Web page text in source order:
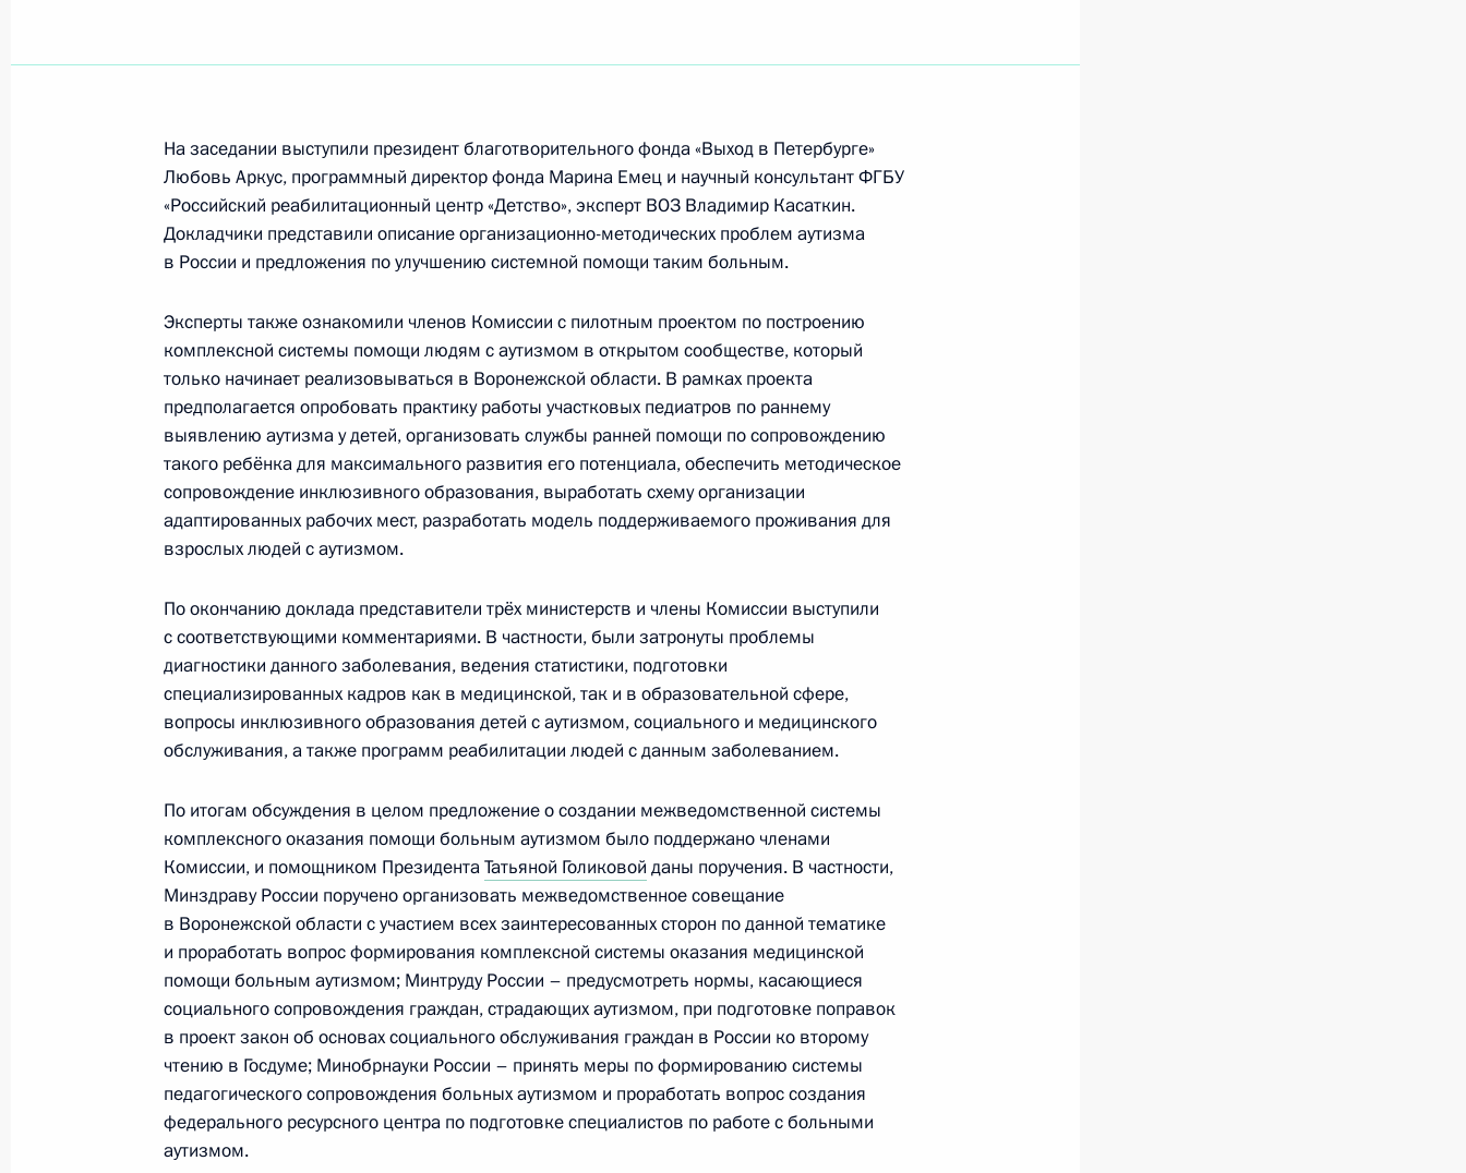
19 сентября 2013 года, 16:00
10 сентября 2013 года, вторник
10 сентября 2013 года, 19:00
6 сентября 2013 года, пятница
Заседание Комиссии по делам инвалидов
6 сентября 2013 года, 17:30
4 сентября 2013 года, среда
Заседание Совета по развитию гражданского общества
и правам человека
4 сентября 2013 года, 18:10 Москва, Кремль
1 сентября 2013 года, воскресенье
О приёме документов на соискание премий Президента для
молодых деятелей культуры за 2013 год
1 сентября 2013 года, 13:30
26 августа 2013 года, понедельник
Заседание Комиссии по вопросам стратегии развития ТЭК
и экобезопасности
26 августа 2013 года, 19:30
На заседании выступили президент благотворительного фонда «Выход в Петербурге»
Любовь Аркус, программный директор фонда Марина Емец и научный консультант ФГБУ
«Российский реабилитационный центр «Детство», эксперт ВОЗ Владимир Касаткин.
Докладчики представили описание организационно-методических проблем аутизма
в России и предложения по улучшению системной помощи таким больным.
Эксперты также ознакомили членов Комиссии с пилотным проектом по построению
комплексной системы помощи людям с аутизмом в открытом сообществе, который
только начинает реализовываться в Воронежской области. В рамках проекта
предполагается опробовать практику работы участковых педиатров по раннему
выявлению аутизма у детей, организовать службы ранней помощи по сопровождению
такого ребёнка для максимального развития его потенциала, обеспечить методическое
сопровождение инклюзивного образования, выработать схему организации
адаптированных рабочих мест, разработать модель поддерживаемого проживания для
взрослых людей с аутизмом.
По окончанию доклада представители трёх министерств и члены Комиссии выступили
с соответствующими комментариями. В частности, были затронуты проблемы
диагностики данного заболевания, ведения статистики, подготовки
специализированных кадров как в медицинской, так и в образовательной сфере,
вопросы инклюзивного образования детей с аутизмом, социального и медицинского
обслуживания, а также программ реабилитации людей с данным заболеванием.
По итогам обсуждения в целом предложение о создании межведомственной системы
комплексного оказания помощи больным аутизмом было поддержано членами
Комиссии, и помощником ПрезидентаТатьяной Голиковой даны поручения. В частности,
Минздраву России поручено организовать межведомственное совещание
в Воронежской области с участием всех заинтересованных сторон по данной тематике
и проработать вопрос формирования комплексной системы оказания медицинской
помощи больным аутизмом; Минтруду России – предусмотреть нормы, касающиеся
социального сопровождения граждан, страдающих аутизмом, при подготовке поправок
в проект закон об основах социального обслуживания граждан в России ко второму
чтению в Госдуме; Минобрнауки России – принять меры по формированию системы
педагогического сопровождения больных аутизмом и проработать вопрос создания
федерального ресурсного центра по подготовке специалистов по работе с больными
аутизмом.